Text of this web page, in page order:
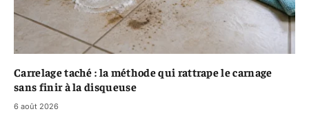
Carrelage taché : la méthode qui rattrape le carnage
sans finir à la disqueuse
6 août 2026